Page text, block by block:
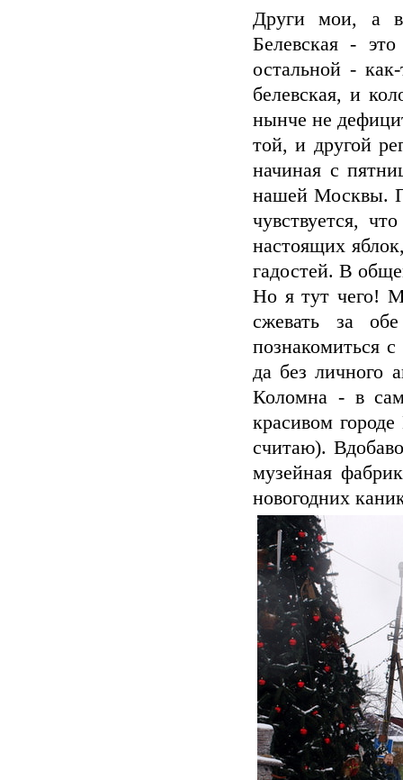
Други мои, а
Белевская -
остальной -
белевская, и
нынче не
той, и другой
начиная с
нашей Москвы.
чувствуется,
настоящих
гадостей. В
Но я тут чего!
сжевать за
познакомиться
да без личного
Коломна - в
красивом
считаю).
музейная
новогодних